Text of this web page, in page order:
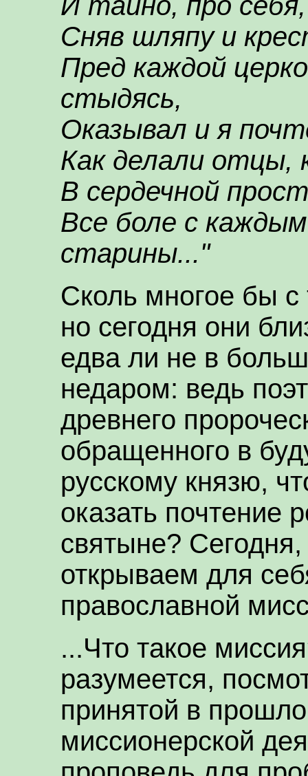
Сняв шляпу и
Пред каждой
стыдясь,
Оказывал и я
Как делали отцы,
В сердечной
Все боле с
старины..."
Сколь многое бы с
но сегодня они
едва ли не в
недаром: ведь
древнего
обращенного в
русскому князю,
оказать почтение
святыне?
открываем для
православной
...Что такое
разумеется,
принятой в
миссионерской